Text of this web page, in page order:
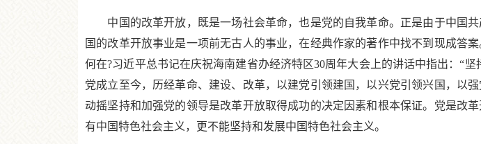
中国的改革开放，既是一场社会革命，也是党的自我革命。正是由于中国
国的改革开放事业是一项前无古人的事业，在经典作家的著作中找不到现成答
何在?习近平总书记在庆祝海南建省办经济特区30周年大会上的讲话中指出：“
党成立至今，历经革命、建设、改革，以建党引领建国，以兴党引领兴国，以
动摇坚持和加强党的领导是改革开放取得成功的决定因素和根本保证。党是改
有中国特色社会主义，更不能坚持和发展中国特色社会主义。